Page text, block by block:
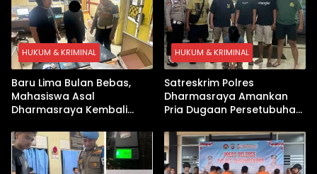
HUKUM & KRIMINAL
Baru Lima Bulan Bebas,
Mahasiswa Asal
Dharmasraya Kembali
HUKUM & KRIMINAL
Satreskrim Polres
Dharmasraya Amankan
Pria Dugaan Persetubuhan